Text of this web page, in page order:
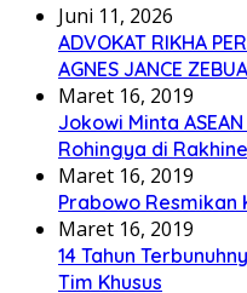
Juni 11, 2026
ADVOKAT RIKHA
AGNES JANCE
Maret 16, 2019
Jokowi Minta
Rohingya di
Maret 16, 2019
Prabowo Resmikan
Maret 16, 2019
14 Tahun
Tim Khusus